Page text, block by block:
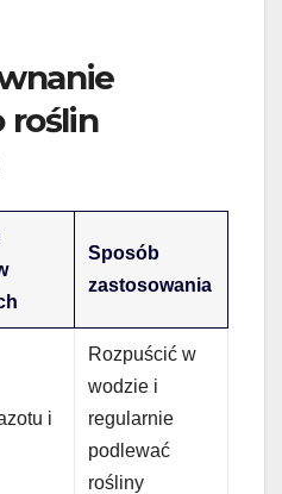
roślin
Sposób
zastosowania
i
Rozpuścić w
wodzie i
regularnie
podlewać
rośliny